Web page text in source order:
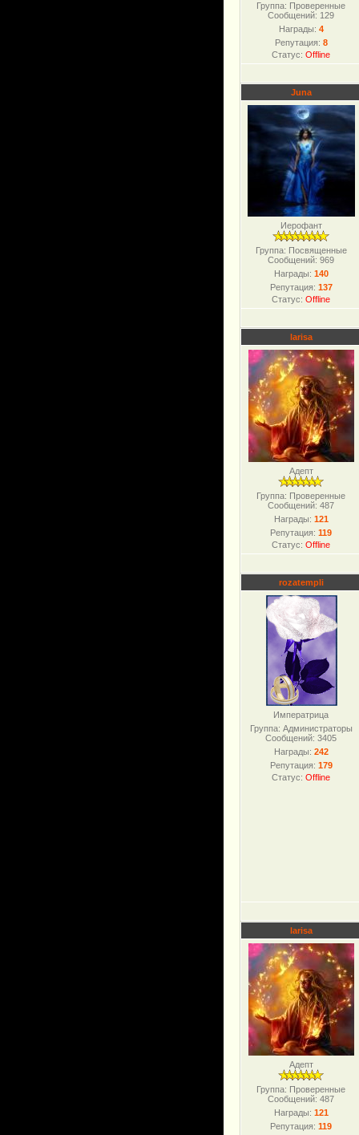
Группа: Проверенные
Сообщений: 129
Награды: 4
Репутация: 8
Статус:Offline
Juna
Иерофант
Группа: Посвященные
Сообщений:969
Награды: 140
Репутация: 137
Статус:Offline
larisa
Адепт
Группа: Проверенные
Сообщений:487
Награды: 121
Репутация:119
Статус:Offline
rozatempli
Императрица
Группа: Администраторы
Сообщений:3405
Награды: 242
Репутация: 179
Статус:Offline
larisa
Адепт
Группа: Проверенные
Сообщений:487
Награды: 121
Репутация:119